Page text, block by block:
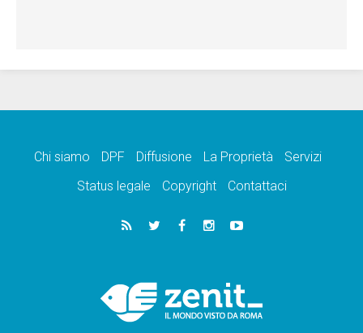
Chi siamo DPF Diffusione La Proprietà
Servizi
Status legale
Copyright Contattaci